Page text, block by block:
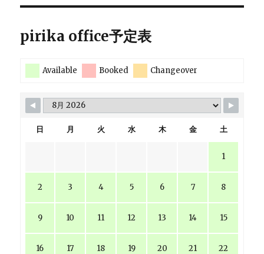
ネ
ギ
へ
り
pirika office予定表
Available Booked Changeover
日 月 火 水 木 金 土
1
2 3 4 5 6 7 8
9 10 11 12 13 14 15
16 17 18 19 20 21 22